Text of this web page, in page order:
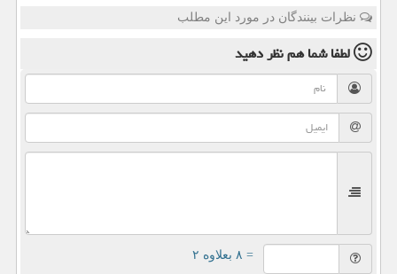
نظرات بینندگان در مورد این مطلب
لطفا شما همنظر دهید
= ۸ بعلاوه ۲